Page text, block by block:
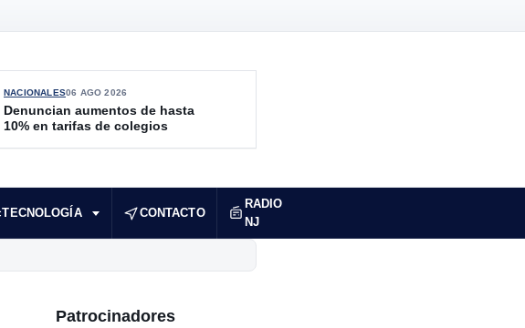
NACIONALES06 AGO 2026
Denuncian aumentos de hasta
10% en tarifas de colegios
TECNOLOGÍA CONTACTO
RADIO
NJ
Patrocinadores